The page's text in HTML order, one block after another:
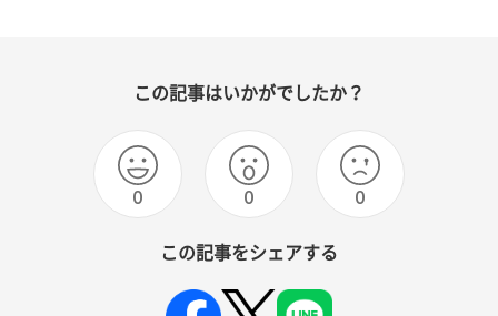
この記事はいかがでしたか？
0 0 0
この記事をシェアする